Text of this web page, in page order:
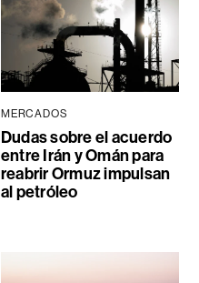
MERCADOS
Dudas sobre el acuerdo
entre Irán y Omán para
reabrir Ormuz impulsan
al petróleo